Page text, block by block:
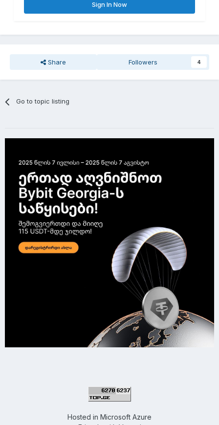
Sign In Now
Share Followers 4
Go to topic listing
Hosted in Microsoft Azure